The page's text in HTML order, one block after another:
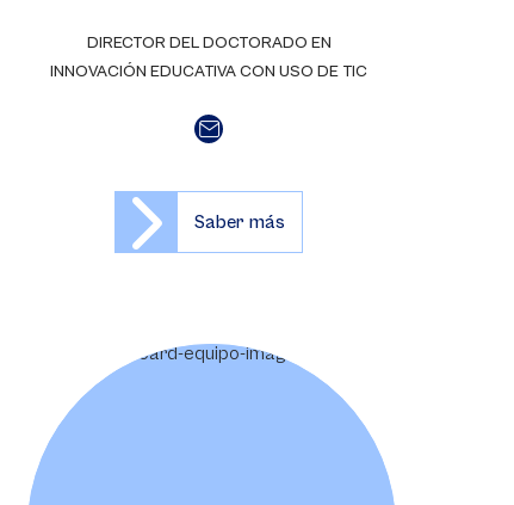
DIRECTOR DEL DOCTORADO EN
INNOVACIÓN EDUCATIVA CON USO DE TIC
Saber más